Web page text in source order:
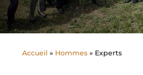
Accueil » Hommes» Experts